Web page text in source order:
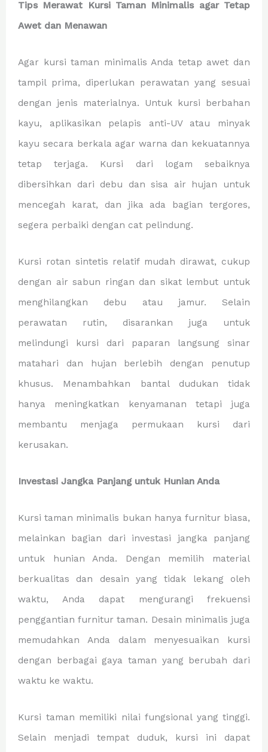
Tips Merawat Kursi Taman Minimalis agar Tetap
Awet dan Menawan
Agar kursi taman minimalis Anda tetap awet dan
tampil prima, diperlukan perawatan yang sesuai
dengan jenis materialnya. Untuk kursi berbahan
kayu, aplikasikan pelapis anti-UV atau minyak
kayu secara berkala agar warna dan kekuatannya
tetap terjaga. Kursi dari logam sebaiknya
dibersihkan dari debu dan sisa air hujan untuk
mencegah karat, dan jika ada bagian tergores,
segera perbaiki dengan cat pelindung.
Kursi rotan sintetis relatif mudah dirawat, cukup
dengan air sabun ringan dan sikat lembut untuk
menghilangkan debu atau jamur. Selain
perawatan rutin, disarankan juga untuk
melindungi kursi dari paparan langsung sinar
matahari dan hujan berlebih dengan penutup
khusus. Menambahkan bantal dudukan tidak
hanya meningkatkan kenyamanan tetapi juga
membantu menjaga permukaan kursi dari
kerusakan.
Investasi Jangka Panjang untuk Hunian Anda
Kursi taman minimalis bukan hanya furnitur biasa,
melainkan bagian dari investasi jangka panjang
untuk hunian Anda. Dengan memilih material
berkualitas dan desain yang tidak lekang oleh
waktu, Anda dapat mengurangi frekuensi
penggantian furnitur taman. Desain minimalis juga
memudahkan Anda dalam menyesuaikan kursi
dengan berbagai gaya taman yang berubah dari
waktu ke waktu.
Kursi taman memiliki nilai fungsional yang tinggi.
Selain menjadi tempat duduk, kursi ini dapat